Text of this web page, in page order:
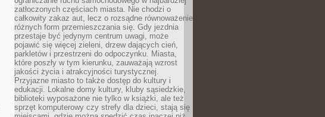
zatłoczonych częściach miasta. Nie chodzi o
całkowity zakaz aut, lecz o rozsądne równoważenie
różnych form przemieszczania się. Gdy jezdnia
przestaje być jedynym centrum uwagi, może
pojawić się więcej zieleni, drzew dających cień,
parkletów i przestrzeni do odpoczynku. Miasta,
które poszły w tym kierunku, zauważają wzrost
jakości życia i atrakcyjności turystycznej.
Przyjazne miasto to także dostęp do kultury i
edukacji. Lokalne domy kultury, kluby sąsiedzkie,
biblioteki wyposażone nie tylko w książki, ale też
sprzęt komputerowy czy strefy dla dzieci, stają się